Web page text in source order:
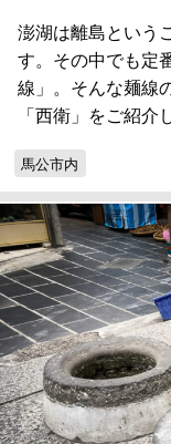
澎湖は離島という
す。その中でも定
線」。そんな麺線
「西衛」をご紹介
馬公市内